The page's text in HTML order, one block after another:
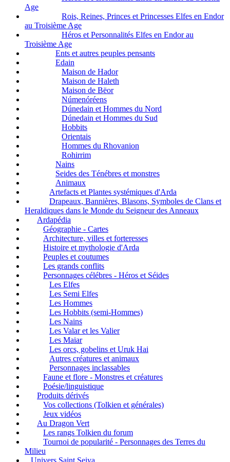
Age
Rois, Reines, Princes et Princesses Elfes en Endor
au Troisième Age
Héros et Personnalités Elfes en Endor au
Troisième Age
Ents et autres peuples pensants
Edain
Maison de Hador
Maison de Haleth
Maison de Bëor
Númenóréens
Dúnedain et Hommes du Nord
Dúnedain et Hommes du Sud
Hobbits
Orientais
Hommes du Rhovanion
Rohirrim
Nains
Seides des Ténébres et monstres
Animaux
Artefacts et Plantes systémiques d'Arda
Drapeaux, Bannières, Blasons, Symboles de Clans et
Heraldiques dans le Monde du Seigneur des Anneaux
Ardapédia
Géographie - Cartes
Architecture, villes et forteresses
Histoire et mythologie d'Arda
Peuples et coutumes
Les grands conflits
Personnages célébres - Héros et Séides
Les Elfes
Les Semi Elfes
Les Hommes
Les Hobbits (semi-Hommes)
Les Nains
Les Valar et les Valier
Les Maiar
Les orcs, gobelins et Uruk Hai
Autres créatures et animaux
Personnages inclassables
Faune et flore - Monstres et créatures
Poésie/linguistique
Produits dérivés
Vos collections (Tolkien et générales)
Jeux vidéos
Au Dragon Vert
Les rangs Tolkien du forum
Tournoi de popularité - Personnages des Terres du
Milieu
Univers Saint Seiya